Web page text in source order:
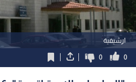
ارشيفية
0
0